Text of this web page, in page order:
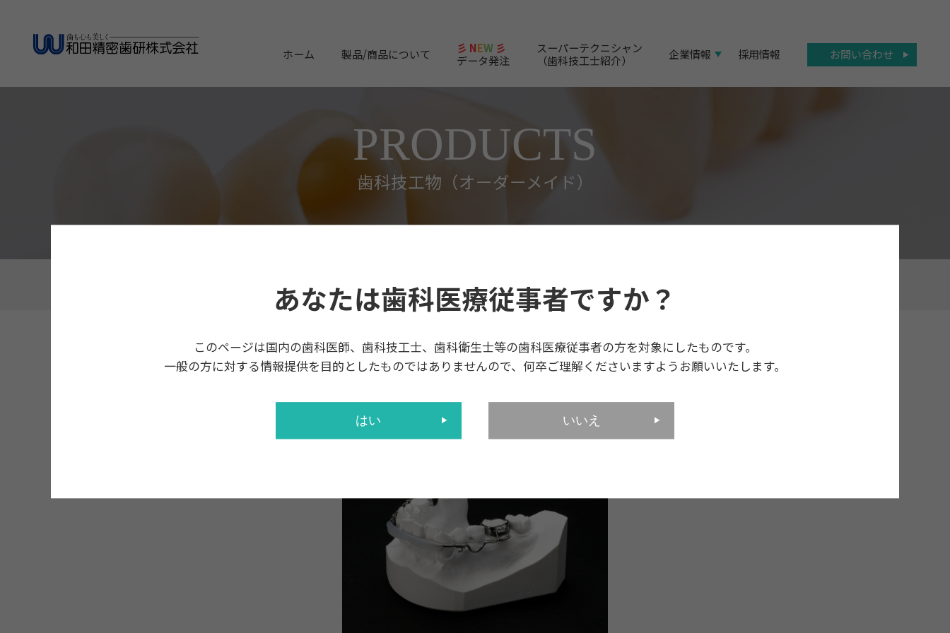
ホーム 製品/商品について 彡 NEW 彡
データ発注
スーパーテクニシャン
（歯科技工士紹介）
企業情報 採用情報 お問い合わせ
あなたは歯科医療従事者ですか？
このページは国内の歯科医師、歯科技工士、歯科衛生士等の歯科医療従事者の方を対象にしたものです。
一般の方に対する情報提供を目的としたものではありませんので、何卒ご理解くださいますようお願いいたします。
はい いいえ
PRODUCTS
歯科技工物（オーダーメイド）
歯科技工物（オーダーメイド） 矯正装置 リップバンパー